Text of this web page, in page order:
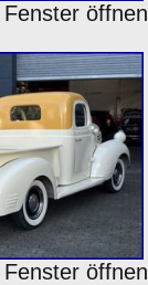
öffnen
öffnen